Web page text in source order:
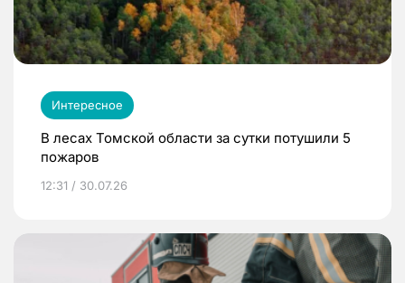
Интересное
В лесах Томской области за сутки потушили 5
пожаров
12:31 / 30.07.26